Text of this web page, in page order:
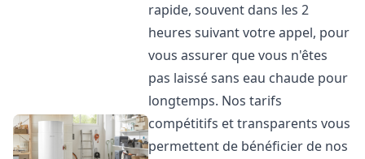
rapide, souvent dans les 2
heures suivant votre appel, pour
vous assurer que vous n'êtes
pas laissé sans eau chaude pour
longtemps. Nos tarifs
compétitifs et transparents vous
permettent de bénéficier de nos